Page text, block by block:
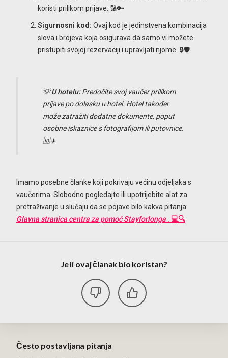
koristi prilikom prijave. 🔢🔑
Sigurnosni kod: Ovaj kod je jedinstvena kombinacija
slova i brojeva koja osigurava da samo vi možete
pristupiti svojoj rezervaciji i upravljati njome. 🔒🛡️
💡U hotelu:Predočite svoj vaučer prilikom
prijave po dolasku u hotel. Hotel također
može zatražiti dodatne dokumente, poput
osobne iskaznice s fotografijom ili putovnice.
🆔✈️
Imamo posebne članke koji pokrivaju većinu odjeljaka s
vaučerima. Slobodno pogledajte ili upotrijebite alat za
pretraživanje u slučaju da se pojave bilo kakva pitanja:
Glavna stranica centra za pomoć Stayforlonga . 💻🔍
Je li ovaj članak bio koristan?
Često postavljana pitanja